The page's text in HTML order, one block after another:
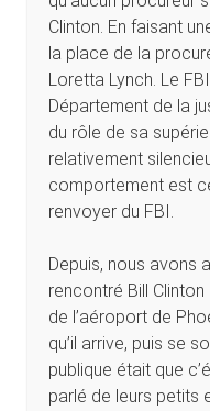
Clinton. En faisant
la place de la
Loretta Lynch. Le
Département de la
du rôle de sa
relativement
comportement est
renvoyer du FBI.
Depuis, nous avons
rencontré Bill
de l’aéroport de
qu’il arrive, puis se
publique était que
parlé de leurs petits